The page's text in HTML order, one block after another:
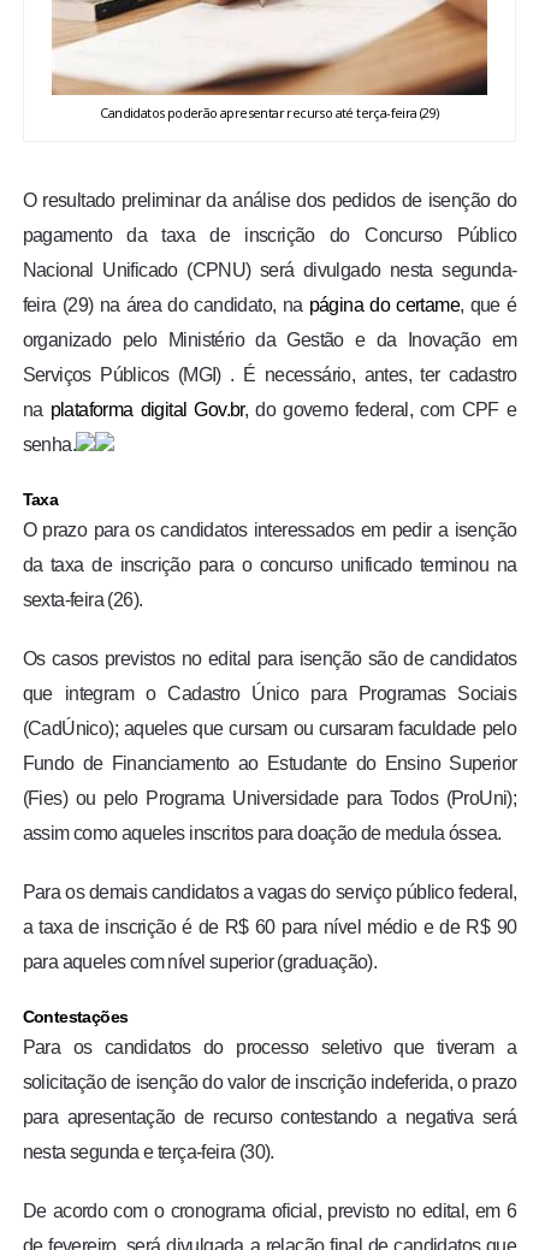
ENQUETE
TV LPB
Candidatos poderão apresentar recurso até terça-feira (29)
O resultado preliminar da análise dos pedidos de isenção do
pagamento da taxa de inscrição do Concurso Público
Nacional Unificado (CPNU) será divulgado nesta segunda-
feira (29) na área do candidato, na página do certame, que é
organizado pelo Ministério da Gestão e da Inovação em
Serviços Públicos (MGI) . É necessário, antes, ter cadastro
na plataforma digital Gov.br, do governo federal, com CPF e
senha.
Taxa
O prazo para os candidatos interessados em pedir a isenção
da taxa de inscrição para o concurso unificado terminou na
sexta-feira (26).
Os casos previstos no edital para isenção são de candidatos
que integram o Cadastro Único para Programas Sociais
(CadÚnico); aqueles que cursam ou cursaram faculdade pelo
Fundo de Financiamento ao Estudante do Ensino Superior
(Fies) ou pelo Programa Universidade para Todos (ProUni);
assim como aqueles inscritos para doação de medula óssea.
Para os demais candidatos a vagas do serviço público federal,
a taxa de inscrição é de R$ 60 para nível médio e de R$ 90
para aqueles com nível superior (graduação).
Contestações
Para os candidatos do processo seletivo que tiveram a
solicitação de isenção do valor de inscrição indeferida, o prazo
para apresentação de recurso contestando a negativa será
nesta segunda e terça-feira (30).
De acordo com o cronograma oficial, previsto no edital, em 6
de fevereiro, será divulgada a relação final de candidatos que